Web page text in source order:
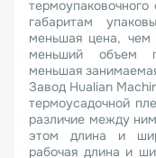
габаритам
меньшая цена, чем
меньший объем
меньшая
Завод Hualian
термоусадочной
различие между
этом длина и
рабочая длина и